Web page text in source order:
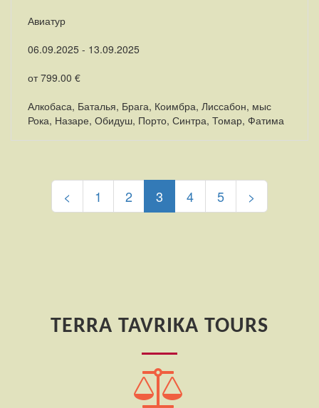
Авиатур
06.09.2025 - 13.09.2025
от 799.00 €
Алкобаса, Баталья, Брага, Коимбра, Лиссабон, мыс
Рока, Назаре, Обидуш, Порто, Синтра, Томар, Фатима
< 1 2 3 (current)
4 5 >
TERRA TAVRIKA TOURS